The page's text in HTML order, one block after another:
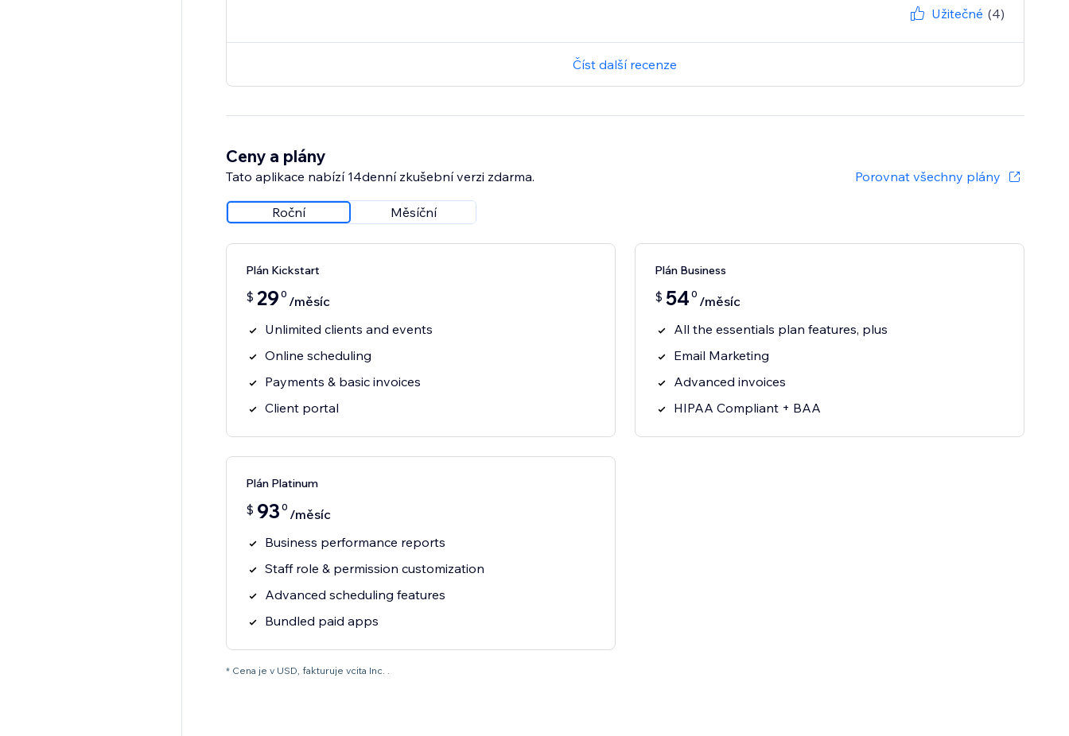
Užitečné (4)
Číst další recenze
Ceny a plány
Tato aplikace nabízí 14denní zkušební verzi zdarma. Porovnat všechny plány
Roční Měsíční
Plán Kickstart
$ 29 0 /měsíc
Unlimited clients and events
Online scheduling
Payments & basic invoices
Client portal
Plán Business
$ 54 0 /měsíc
All the essentials plan features, plus
Email Marketing
Advanced invoices
HIPAA Compliant + BAA
Plán Platinum
$ 93 0 /měsíc
Business performance reports
Staff role & permission customization
Advanced scheduling features
Bundled paid apps
* Cena je v USD, fakturuje vcita Inc. .